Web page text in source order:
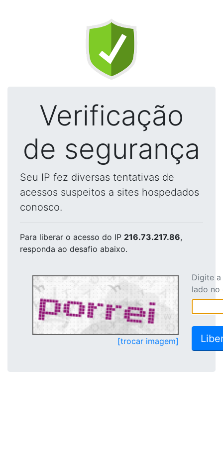
Verificação
de segurança
Seu IP fez diversas tentativas de
acessos suspeitos a sites hospedados
conosco.
Para liberar o acesso do IP 216.73.217.86,
responda ao desafio abaixo.
[trocar imagem]
Digite
lado no